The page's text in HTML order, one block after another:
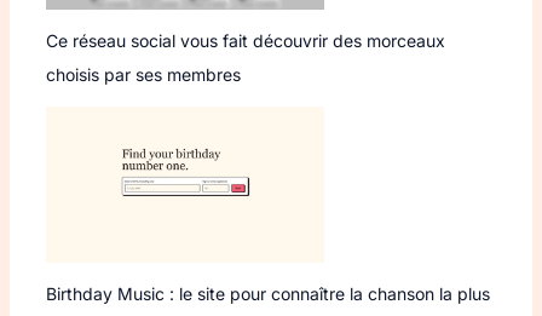
Ce réseau social vous fait découvrir des morceaux
choisis par ses membres
Birthday Music : le site pour connaître la chanson la plus